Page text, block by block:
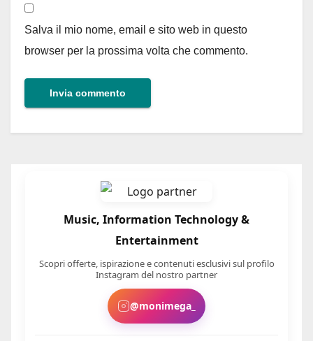
Salva il mio nome, email e sito web in questo
browser per la prossima volta che commento.
Music, Information Technology &
Entertainment
Scopri offerte, ispirazione e contenuti esclusivi sul profilo
Instagram del nostro partner
@monimega_